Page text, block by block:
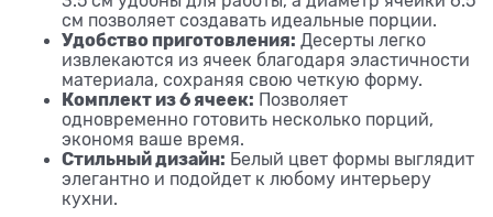
см позволяет создавать идеальные порции.
Удобство приготовления: Десерты легко
извлекаются из ячеек благодаря эластичности
материала, сохраняя свою четкую форму.
Комплект из 6 ячеек: Позволяет
одновременно готовить несколько порций,
экономя ваше время.
Стильный дизайн: Белый цвет формы выглядит
элегантно и подойдет к любому интерьеру
кухни.